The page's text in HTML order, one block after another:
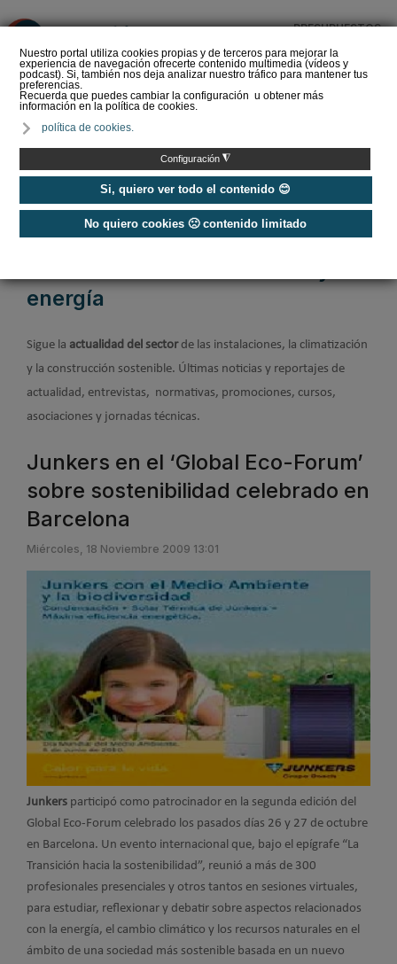
Nuestro portal utiliza cookies propias y de terceros para mejorar la
experiencia de navegación ofrecerte contenido multimedia (vídeos y
podcast). Si, también nos deja analizar nuestro tráfico para mantener tus
preferencias.
Recuerda que puedes cambiar la configuración u obtener más
información en la política de cookies.
política de cookies.
Configuración ◮
Si, quiero ver todo el contenido 😊
No quiero cookies 🙁 contenido limitado
PRESUPUESTOS
del Amperio (Episodio 3)
Noticias
energía
Sigue la actualidad del sectorde las instalaciones, la climatización
y la construcción sostenible. Últimas noticias y reportajes de
actualidad, entrevistas, normativas, promociones, cursos,
asociaciones y jornadas técnicas.
Junkers en el ‘Global Eco-Forum’
sobre sostenibilidad celebrado en
Barcelona
Miércoles, 18 Noviembre 2009 13:01
Junkers participó como patrocinador en la segunda edición del
Global Eco-Forum celebrado los pasados días 26 y 27 de octubre
en Barcelona. Un evento internacional que, bajo el epígrafe “La
Transición hacia la sostenibilidad”, reunió a más de 300
profesionales presenciales y otros tantos en sesiones virtuales,
para estudiar, reflexionar y debatir sobre aspectos relacionados
con la energía, el cambio climático y los recursos naturales en el
ámbito de una sociedad más sostenible basada en un nuevo